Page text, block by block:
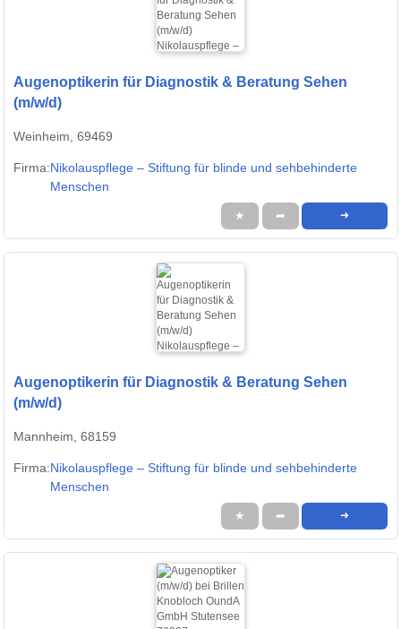
Augenoptikerin für Diagnostik & Beratung Sehen
(m/w/d)
Weinheim, 69469
Firma:Nikolauspflege – Stiftung für blinde und sehbehinderte
Menschen
★ ➦ ➜
Augenoptikerin für Diagnostik & Beratung Sehen
(m/w/d)
Mannheim, 68159
Firma:Nikolauspflege – Stiftung für blinde und sehbehinderte
Menschen
★ ➦ ➜